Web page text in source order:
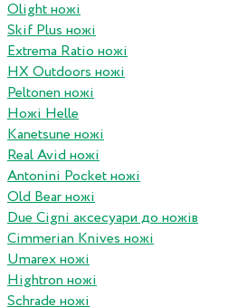
Olight ножі
Skif Plus ножі
Extrema Ratio ножі
HX Outdoors ножі
Peltonen ножі
Ножі Helle
Kanetsune ножі
Real Avid ножі
Antonini Pocket ножі
Old Bear ножі
Due Cigni аксесуари до ножів
Cimmerian Knives ножі
Umarex ножі
Hightron ножі
Schrade ножі